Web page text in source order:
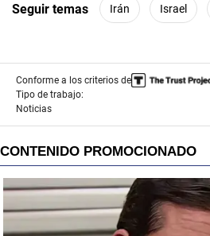
Seguir temas Irán Israel
Conforme a los criterios de
Tipo de trabajo:
Noticias